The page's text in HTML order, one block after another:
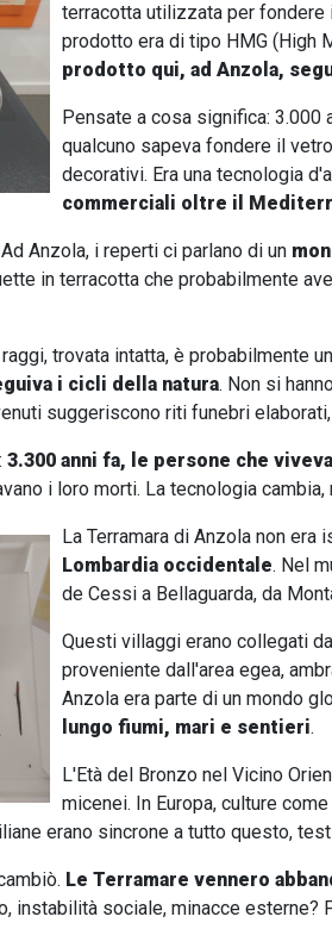
terracotta utilizzata per fondere
prodotto era di tipo HMG (High
prodotto qui, ad Anzola,
Pensate a cosa significa: 3.000
qualcuno sapeva fondere il
decorativi. Era una tecnologia
commerciali oltre il
Anzola, i reperti ci parlano di un
in terracotta che probabilmente
trovata intatta, è probabilmente
i cicli della natura. Non si
suggeriscono riti funebri
3.300 anni fa, le persone che
i loro morti. La tecnologia
La Terramara di Anzola non era
Lombardia occidentale. Nel
de Cessi a Bellaguarda, da
Questi villaggi erano collegati
proveniente dall'area egea,
Anzola era parte di un mondo
lungo fiumi, mari e sentieri.
L'Età del Bronzo nel Vicino
micenei. In Europa, culture
erano sincrone a tutto questo,
Le Terramare vennero
instabilità sociale, minacce esterne?